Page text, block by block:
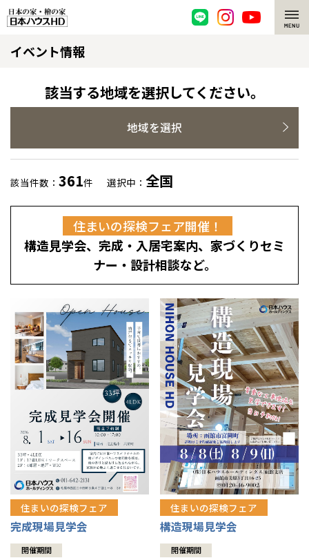
脱炭素・檜の家
環境にやさしい、脱炭素社会の住宅
耐震構造
高耐久住宅
高断熱・高気密の家
エネルギー自給自足
感謝訪問・長期保証
直営工事
1メーターモジュール
冷暖房標準装備
24時間対応コールセンター
デザイン賞各種受賞
セントラルヒーティング
選ばれる理由
檜の魅力 トップ
檜と日本人
1000年を超えて生きる檜
知られざる檜の効果・作用
理想の木材「檜」
注文住宅
グレートステージ
平屋の家
外観・インテリア集
暮らし方提案
住まいのコラム
住まいのお手入れ集
リフォーム トップ
選ばれる理由
リフォームの流れ
介護保険利用で快適リフォーム
賃貸併用住宅のメリット
安心のサポートシステム
展示場案内
分譲住宅・土地
分譲マンション
分譲マンション トップ
ワザックとは
高い信頼性
安心の管理体制
ギャラリー
会社情報
会社情報 トップ
ニュースリリース
代表ごあいさつ
お問い合わせ
会員サイト
イベント情報
該当する地域を選択してください。
地域を選択
該当件数： 361件 選択中： 全国
住まいの探検フェア開催！
構造見学会、完成・入居宅案内、家づくりセミ
ナー・設計相談など。
住まいの探検フェア
完成現場見学会
開催期間
住まいの探検フェア
構造現場見学会
開催期間